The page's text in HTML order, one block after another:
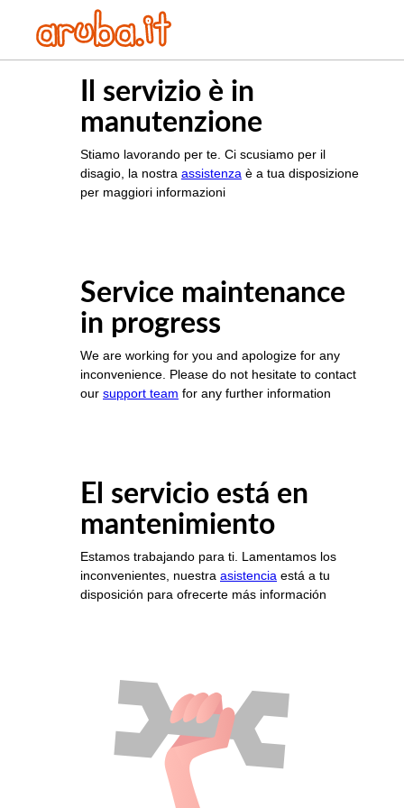
Il servizio è in
manutenzione
Stiamo lavorando per te. Ci scusiamo per il
disagio, la nostra assistenza è a tua disposizione
per maggiori informazioni
Service maintenance
in progress
We are working for you and apologize for any
inconvenience. Please do not hesitate to contact
our support team for any further information
El servicio está en
mantenimiento
Estamos trabajando para ti. Lamentamos los
inconvenientes, nuestra asistencia está a tu
disposición para ofrecerte más información